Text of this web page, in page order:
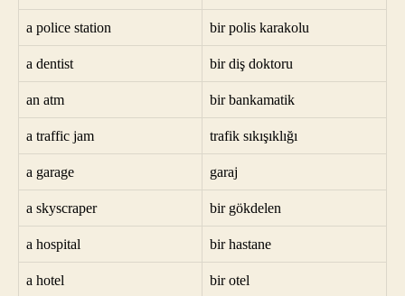
a police station bir polis karakolu
a dentist bir diş doktoru
an atm bir bankamatik
a traffic jam trafik sıkışıklığı
a garage garaj
a skyscraper bir gökdelen
a hospital bir hastane
a hotel bir otel